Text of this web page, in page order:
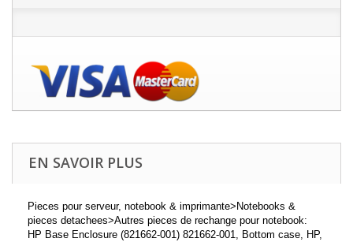
EN SAVOIR PLUS
Pieces pour serveur, notebook & imprimante>Notebooks &
pieces detachees>Autres pieces de rechange pour notebook:
HP Base Enclosure (821662-001) 821662-001, Bottom case, HP,